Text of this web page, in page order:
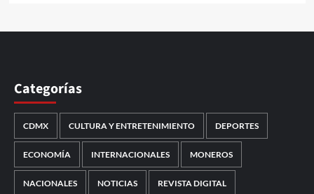
Categorías
CDMX CULTURA Y ENTRETENIMIENTO DEPORTES
ECONOMÍA INTERNACIONALES MONEROS
NACIONALES NOTICIAS REVISTA DIGITAL